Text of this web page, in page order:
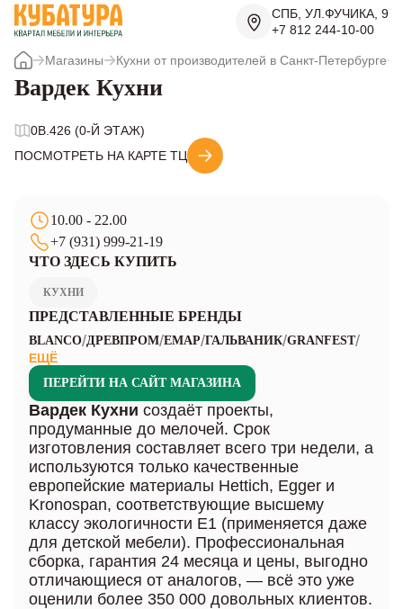
СПБ, УЛ.ФУЧИКА, 9
+7 812 244-10-00
Магазины Кухни от производителей в Санкт-Петербурге
Вардек Кухни
0B.426 (0-Й ЭТАЖ)
ПОСМОТРЕТЬ НА КАРТЕ ТЦ
10.00 - 22.00
+7 (931) 999-21-19
ЧТО ЗДЕСЬ КУПИТЬ
КУХНИ
ПРЕДСТАВЛЕННЫЕ БРЕНДЫ
BLANCO/ДРЕВПРОМ/EMAP/ГАЛЬВАНИК/GRANFEST/
ЕЩЁ
ПЕРЕЙТИ НА САЙТ МАГАЗИНА
Вардек Кухни создаёт проекты,
продуманные до мелочей. Срок
изготовления составляет всего три недели, а
используются только качественные
европейские материалы Hettich, Egger и
Kronospan, соответствующие высшему
классу экологичности Е1 (применяется даже
для детской мебели). Профессиональная
сборка, гарантия 24 месяца и цены, выгодно
отличающиеся от аналогов, — всё это уже
оценили более 350 000 довольных клиентов.